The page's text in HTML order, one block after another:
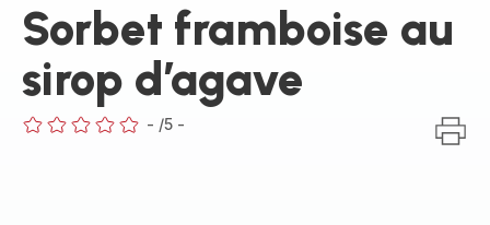
Sorbet framboise au
sirop d’agave
- /5 -